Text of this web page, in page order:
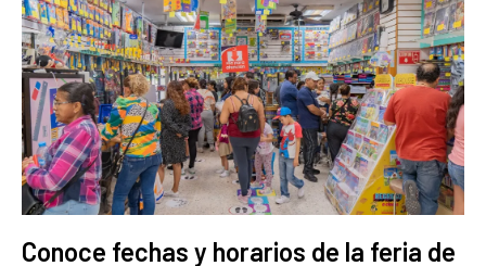
Conoce fechas y horarios de la feria de